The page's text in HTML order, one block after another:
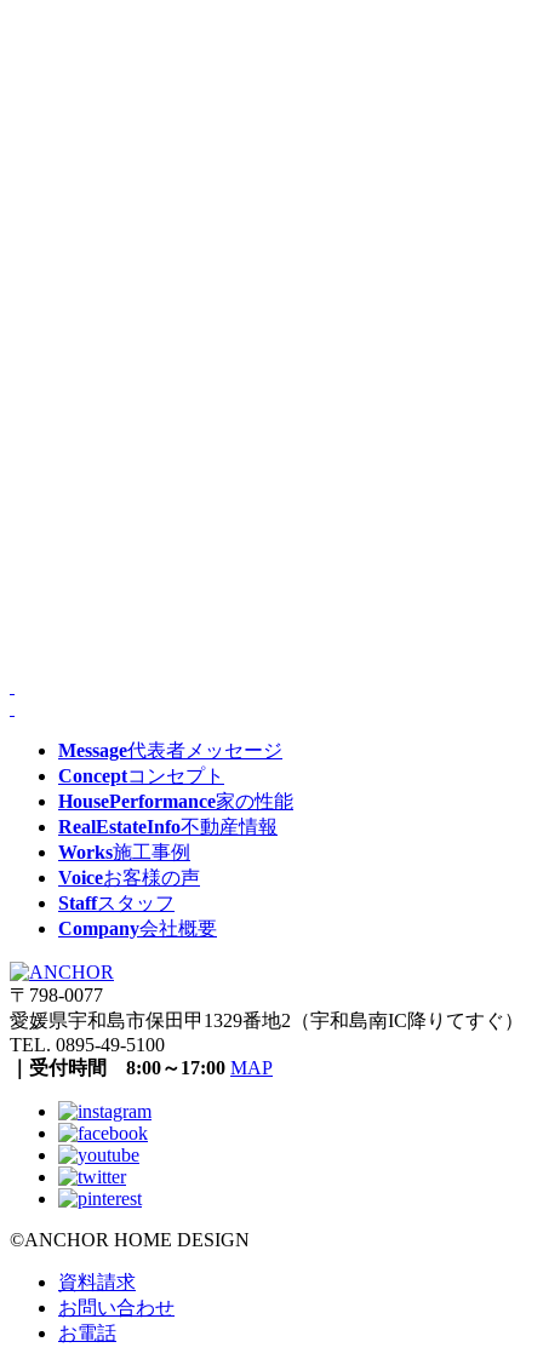
Message代表者メッセージ
Conceptコンセプト
HousePerformance家の性能
RealEstateInfo不動産情報
Works施工事例
Voiceお客様の声
Staffスタッフ
Company会社概要
〒798-0077
愛媛県宇和島市保田甲1329番地2（宇和島南IC降りてすぐ）
TEL. 0895-49-5100
｜受付時間 8:00～17:00 MAP
©ANCHOR HOME DESIGN
資料請求
お問い合わせ
お電話